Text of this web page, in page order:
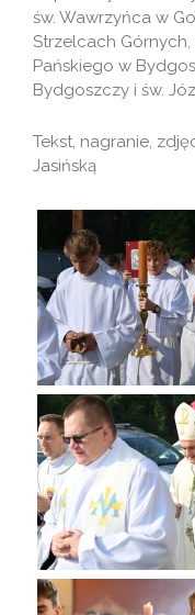
św. Wawrzyńca w
Strzelcach Górnych,
Pańskiego w
Bydgoszczy i św.
Tekst, nagranie,
Jasińską